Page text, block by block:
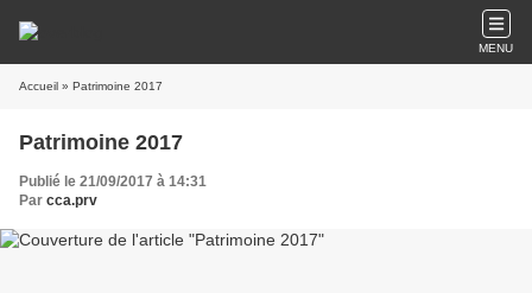
MENU
Accueil » Patrimoine 2017
Patrimoine 2017
Publié le 21/09/2017 à 14:31
Par cca.prv